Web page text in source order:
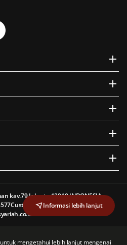
Informasi lebih lanjut
mengetahui lebih lanjut mengenai
kav.79 Jakarta 12910 INDONESIA
Customer Line: 1500 577